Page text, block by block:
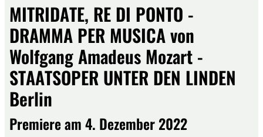
MITRIDATE, RE DI PONTO -
DRAMMA PER MUSICA von
Wolfgang Amadeus Mozart -
STAATSOPER UNTER DEN LINDEN
Berlin
Premiere am 4. Dezember 2022